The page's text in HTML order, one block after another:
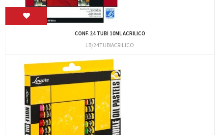
CONF. 24 TUBI 10ML ACRILICO
LB/24TUBIACRILICO